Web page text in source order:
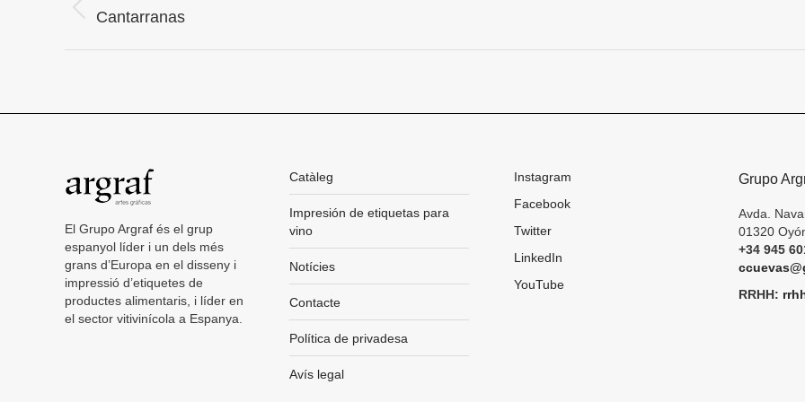
Project
Previous
Cantarranas
El Grupo Argraf és el grup
espanyol líder i un dels més
grans d’Europa en el disseny i
impressió d’etiquetes de
productes alimentaris, i líder en
el sector vitivinícola a Espanya.
Catàleg
Impresión de etiquetas para
vino
Notícies
Contacte
Política de privadesa
Avís legal
Instagram
Facebook
Twitter
LinkedIn
YouTube
Grupo
Avda.
01320
+34 945
RRHH: